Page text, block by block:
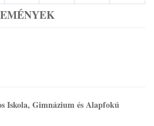
Iskola, Gimnázium és Alapfokú